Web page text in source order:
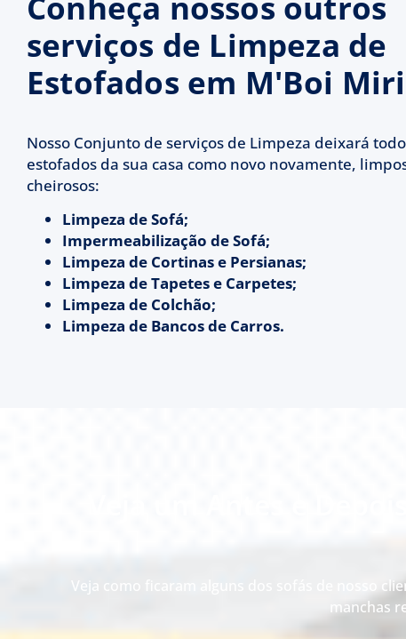
serviços de Limpeza de
Estofados em M'Boi
Nosso Conjunto de serviços de Limpeza deixará
estofados da sua casa como novo novamente,
cheirosos:
Limpeza de Sofá;
Impermeabilização de Sofá;
Limpeza de Cortinas e Persianas;
Limpeza de Tapetes e Carpetes;
Limpeza de Colchão;
Limpeza de Bancos de Carros.
Veja como ficaram alguns dos sofás de nosso
manchas